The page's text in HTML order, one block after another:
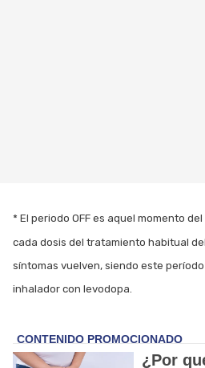
* El periodo OFF es aquel momento
cada dosis del tratamiento habitual
síntomas vuelven, siendo este
inhalador con levodopa.